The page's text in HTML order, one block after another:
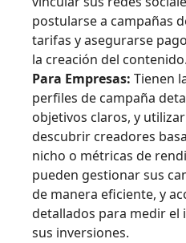
postularse a campañas
tarifas y asegurarse
la creación del contenido.
Para Empresas: Tienen
perfiles de campaña
objetivos claros, y
descubrir creadores
nicho o métricas de
pueden gestionar sus
de manera eficiente, y
detallados para medir
sus inversiones.